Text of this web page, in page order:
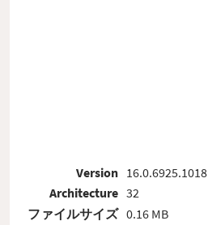
Version
Architecture
ファイルサイズ
16.0.6925.1018
32
0.16 MB